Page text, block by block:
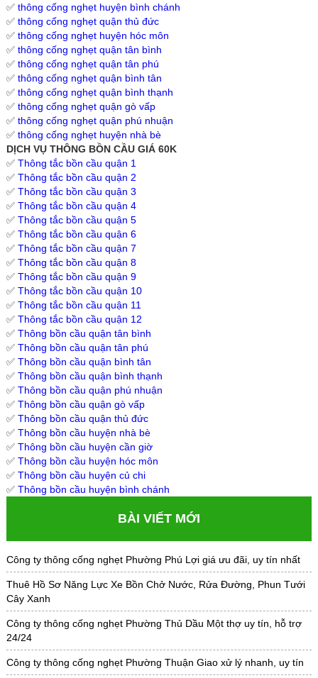
✅ thông cống nghẹt huyện bình chánh
✅ thông cống nghẹt quận thủ đức
✅ thông cống nghẹt huyện hóc môn
✅ thông cống nghẹt quận tân bình
✅ thông cống nghẹt quận tân phú
✅ thông cống nghẹt quận bình tân
✅ thông cống nghẹt quận bình thạnh
✅ thông cống nghẹt quận gò vấp
✅ thông cống nghẹt quận phú nhuận
✅ thông cống nghẹt huyện nhà bè
DỊCH VỤ THÔNG BỒN CẦU GIÁ 60K
✅ Thông tắc bồn cầu quận 1
✅ Thông tắc bồn cầu quận 2
✅ Thông tắc bồn cầu quận 3
✅ Thông tắc bồn cầu quận 4
✅ Thông tắc bồn cầu quận 5
✅ Thông tắc bồn cầu quận 6
✅ Thông tắc bồn cầu quận 7
✅ Thông tắc bồn cầu quận 8
✅ Thông tắc bồn cầu quận 9
✅ Thông tắc bồn cầu quận 10
✅ Thông tắc bồn cầu quận 11
✅ Thông tắc bồn cầu quận 12
✅ Thông bồn cầu quận tân bình
✅ Thông bồn cầu quận tân phú
✅ Thông bồn cầu quận bình tân
✅ Thông bồn cầu quận bình thạnh
✅ Thông bồn cầu quận phú nhuận
✅ Thông bồn cầu quận gò vấp
✅ Thông bồn cầu quận thủ đức
✅ Thông bồn cầu huyện nhà bè
✅ Thông bồn cầu huyện cần giờ
✅ Thông bồn cầu huyện hóc môn
✅ Thông bồn cầu huyện củ chi
✅ Thông bồn cầu huyện bình chánh
BÀI VIẾT MỚI
Công ty thông cống nghẹt Phường Phú Lợi giá ưu đãi, uy tín nhất
Thuê Hồ Sơ Năng Lực Xe Bồn Chở Nước, Rửa Đường, Phun Tưới
Cây Xanh
Công ty thông cống nghẹt Phường Thủ Dầu Một thợ uy tín, hỗ trợ
24/24
Công ty thông cống nghẹt Phường Thuận Giao xử lý nhanh, uy tín